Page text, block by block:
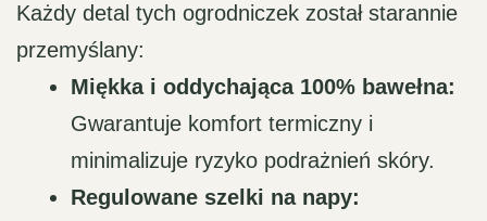
Każdy detal tych ogrodniczek został starannie
przemyślany:
Miękka i oddychająca 100% bawełna:
Gwarantuje komfort termiczny i
minimalizuje ryzyko podrażnień skóry.
Regulowane szelki na napy: